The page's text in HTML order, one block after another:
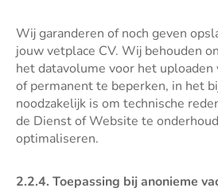
Wij garanderen of noch geven
jouw vetplace CV. Wij behouden
het datavolume voor het
of permanent te beperken, in het
noodzakelijk is om technische
de Dienst of Website te
optimaliseren.
2.2.4. Toepassing bij anonieme